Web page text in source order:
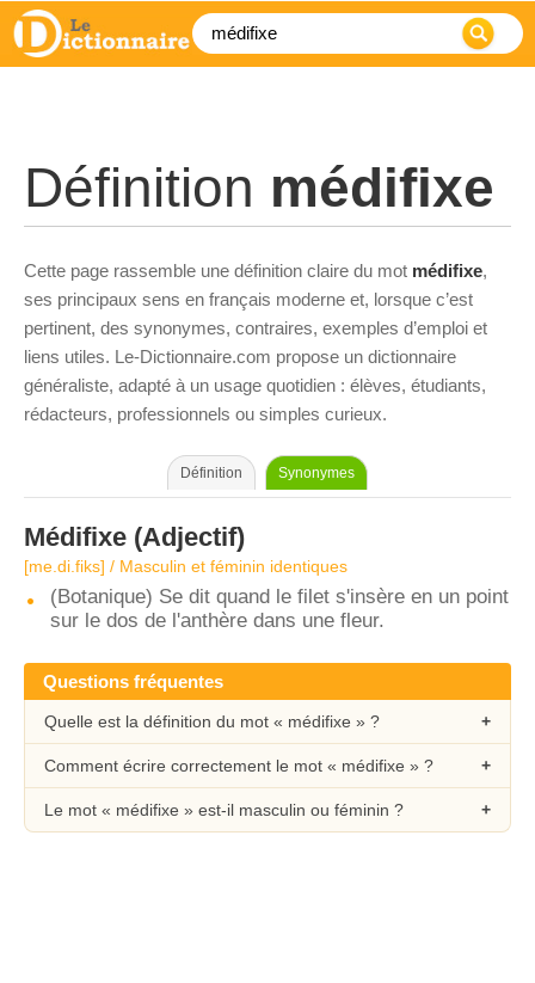
Définition médifixe
Cette page rassemble une définition claire du mot médifixe,
ses principaux sens en français moderne et, lorsque c’est
pertinent, des synonymes, contraires, exemples d’emploi et
liens utiles. Le-Dictionnaire.com propose un dictionnaire
généraliste, adapté à un usage quotidien : élèves, étudiants,
rédacteurs, professionnels ou simples curieux.
Définition Synonymes
Médifixe (Adjectif)
[me.di.fiks] / Masculin et féminin identiques
(Botanique) Se dit quand le filet s'insère en un point
sur le dos de l'anthère dans une fleur.
Questions fréquentes
Quelle est la définition du mot « médifixe » ?
Comment écrire correctement le mot « médifixe » ?
Le mot « médifixe » est-il masculin ou féminin ?